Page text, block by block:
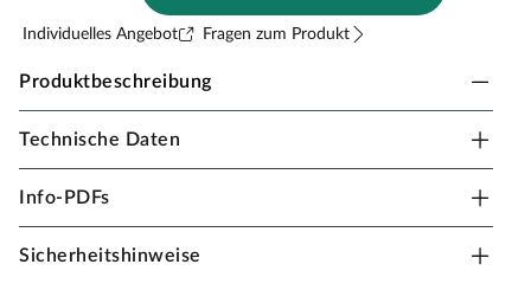
Individuelles Angebot Fragen zum Produkt
Produktbeschreibung
Belladoor Terrassendiele WPC strukturiert
Materialeigenschaften
Diese 23 mm starken Terrassendielen werden aus WPC
hergestellt.
Technische Daten
Info-PDFs
Sicherheitshinweise